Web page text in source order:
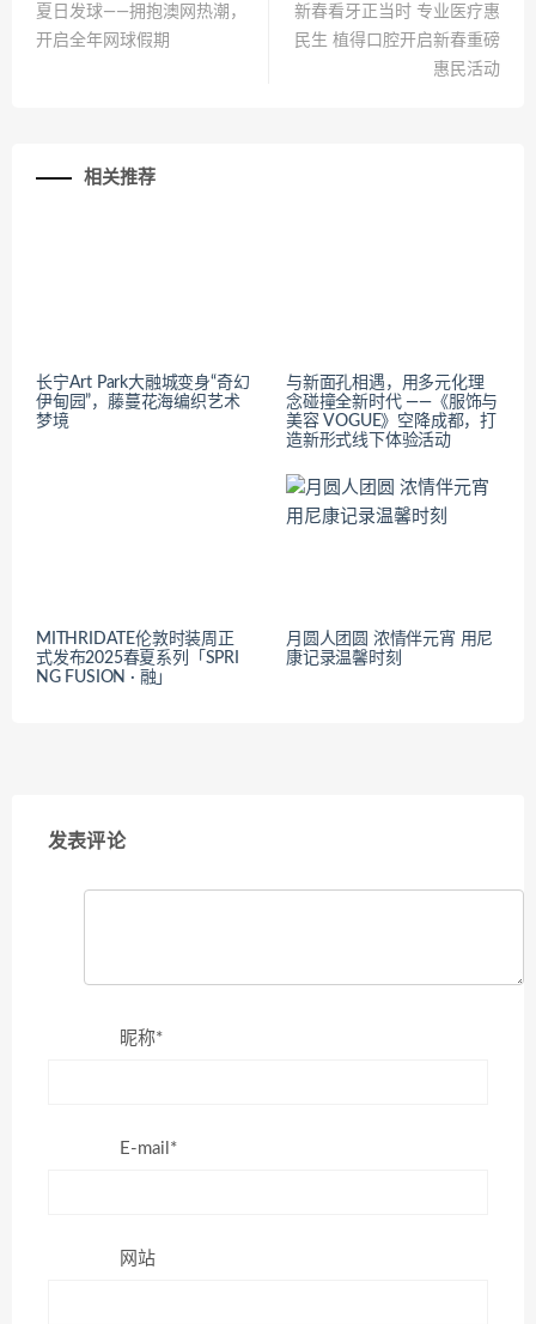
夏日发球——拥抱澳网热潮，
开启全年网球假期
新春看牙正当时 专业医疗惠
民生 植得口腔开启新春重磅
惠民活动
相关推荐
长宁Art Park大融城变身“奇幻
伊甸园”，藤蔓花海编织艺术
梦境
与新面孔相遇，用多元化理
念碰撞全新时代 ——《服饰与
美容 VOGUE》空降成都，打
造新形式线下体验活动
MITHRIDATE伦敦时装周正
式发布2025春夏系列「SPRI
NG FUSION · 融」
月圆人团圆 浓情伴元宵 用尼
康记录温馨时刻
发表评论
昵称*
E-mail*
网站